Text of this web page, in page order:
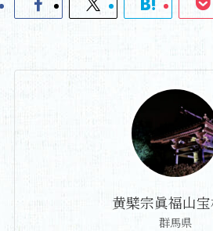
黄檗宗眞福山
群馬県